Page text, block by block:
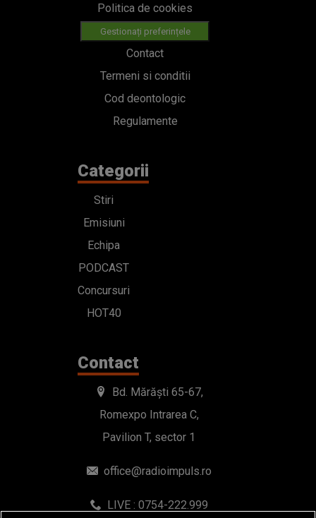
Politica de cookies
Gestionați preferințele
Contact
Termeni si conditii
Cod deontologic
Regulamente
Categorii
Stiri
Emisiuni
Echipa
PODCAST
Concursuri
HOT40
Contact
Bd. Mărăști 65-67,
Romexpo Intrarea C,
Pavilion T, sector 1
office@radioimpuls.ro
LIVE : 0754-222.999